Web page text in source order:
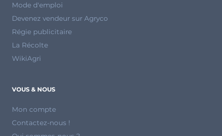
Mode d'emploi
Devenez vendeur sur Agryco
Régie publicitaire
La Récolte
WikiAgri
VOUS & NOUS
Mon compte
Contactez-nous !